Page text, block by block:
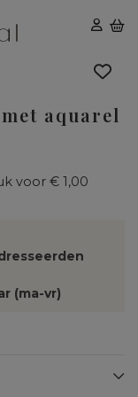
aquarel
voor € 1,00
(ma-vr)